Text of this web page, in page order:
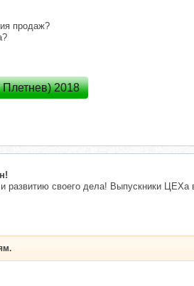
продаж?
2018
развитию своего дела! Выпускники